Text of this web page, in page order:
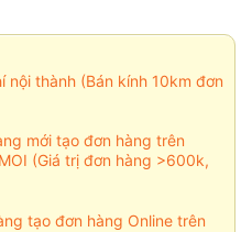
₫.
nội thành (Bán kính 10km đơn
mới tạo đơn hàng trên
(Giá trị đơn hàng >600k,
tạo đơn hàng Online trên